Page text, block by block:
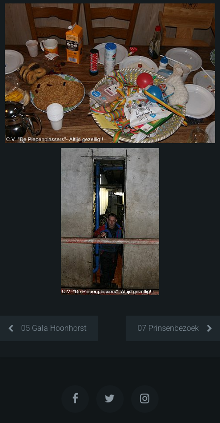
05 Gala Hoonhorst 07 Prinsenbezoek